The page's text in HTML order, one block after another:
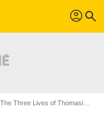
profil search
The Three Lives of Thomasina